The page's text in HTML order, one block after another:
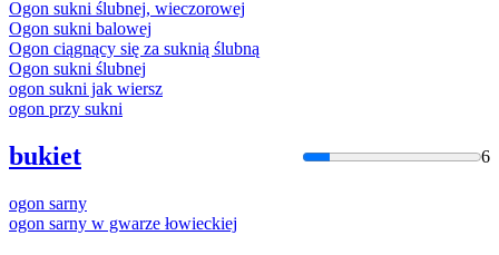
Ogon sukni ślubnej, wieczorowej
Ogon sukni balowej
Ogon ciągnący się za suknią ślubną
Ogon sukni ślubnej
ogon sukni jak wiersz
ogon przy sukni
bukiet 6
ogon sarny
ogon sarny w gwarze łowieckiej